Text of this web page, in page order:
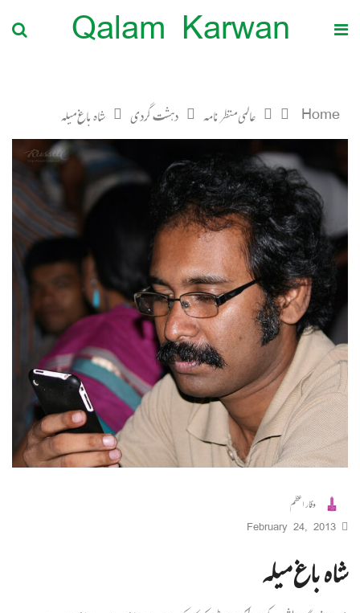
Qalam Karwan
Home عالمی منظرنامہ دہشت گردی شاہ باغ میلہ
وقار اعظم
February 24, 2013
شاہ باغ میلہ